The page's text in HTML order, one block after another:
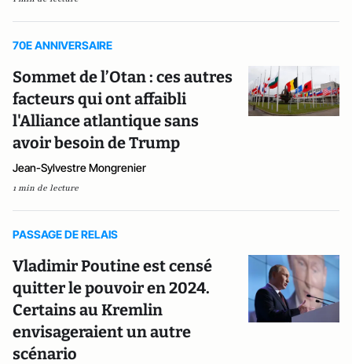
70E ANNIVERSAIRE
Sommet de l’Otan : ces autres
facteurs qui ont affaibli
l'Alliance atlantique sans
avoir besoin de Trump
Jean-Sylvestre Mongrenier
1 min de lecture
PASSAGE DE RELAIS
Vladimir Poutine est censé
quitter le pouvoir en 2024.
Certains au Kremlin
envisageraient un autre
scénario